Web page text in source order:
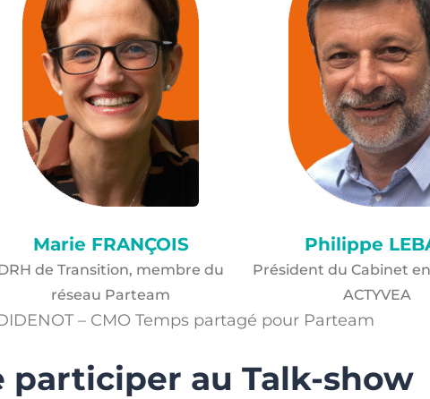
Marie FRANÇOIS
de Transition, membre du
réseau Parteam
Philippe
Président du Cabinet
ACTYVEA
– CMO Temps partagé pour Parteam
participer au Talk-show